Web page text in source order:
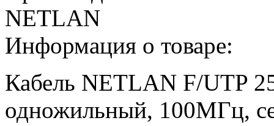
NETLAN
Информация о товаре:
Кабель NETLAN F/UTP
одножильный, 100МГц,